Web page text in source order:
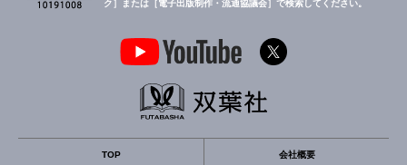
ク］または［電子出版制作・流通協議会］で検索してください。
TOP 会社概要